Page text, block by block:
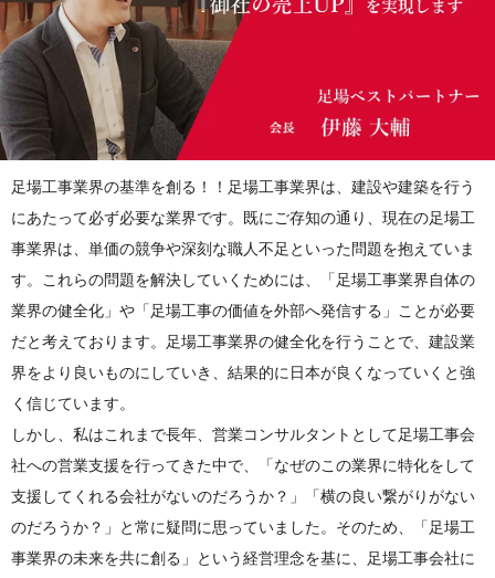
足場工事業界の基準を創る！！足場工事業界は、建設や建築を行う
にあたって必ず必要な業界です。既にご存知の通り、現在の足場工
事業界は、単価の競争や深刻な職人不足といった問題を抱えていま
す。これらの問題を解決していくためには、「足場工事業界自体の
業界の健全化」や「足場工事の価値を外部へ発信する」ことが必要
だと考えております。足場工事業界の健全化を行うことで、建設業
界をより良いものにしていき、結果的に日本が良くなっていくと強
く信じています。
しかし、私はこれまで長年、営業コンサルタントとして足場工事会
社への営業支援を行ってきた中で、「なぜのこの業界に特化をして
支援してくれる会社がないのだろうか？」「横の良い繋がりがない
のだろうか？」と常に疑問に思っていました。そのため、「足場工
事業界の未来を共に創る」という経営理念を基に、足場工事会社に